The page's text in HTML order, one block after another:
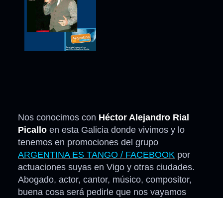
Nos conocimos con Héctor Alejandro Rial
Picallo en esta Galicia donde vivimos y lo
tenemos en promociones del grupo
ARGENTINA ES TANGO / FACEBOOK por
actuaciones suyas en Vigo y otras ciudades.
Abogado, actor, cantor, músico, compositor,
buena cosa será pedirle que nos vayamos